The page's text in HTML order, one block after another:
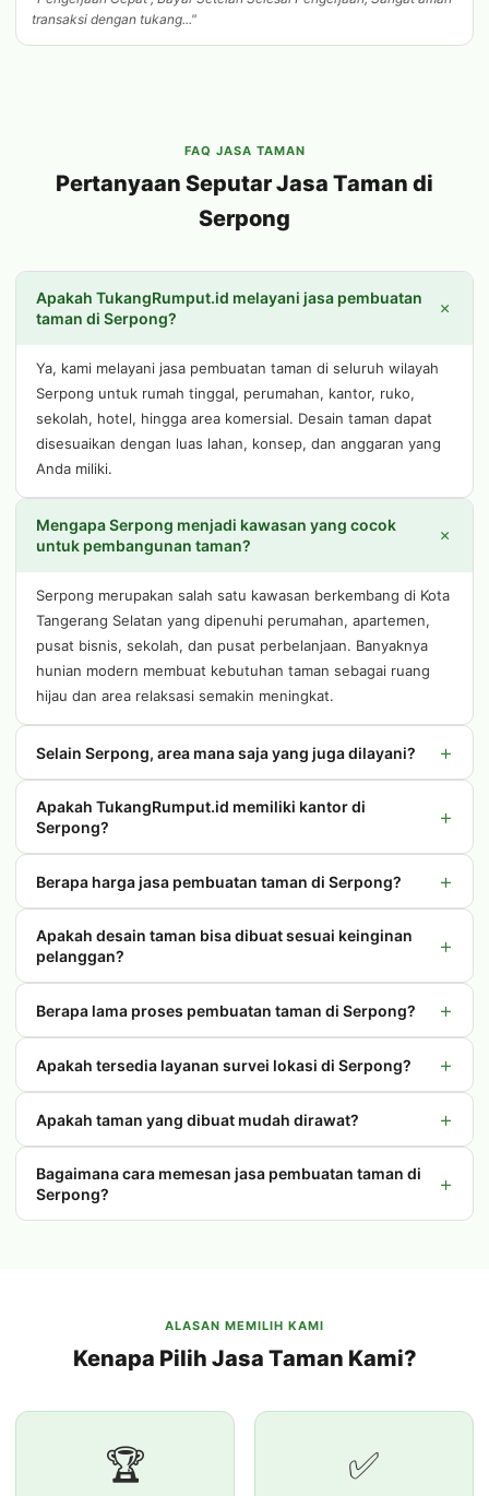
transaksi dengan tukang..."
FAQ JASA TAMAN
Pertanyaan Seputar Jasa Taman di
Serpong
Apakah TukangRumput.id melayani jasa pembuatan
taman di Serpong?
+
Ya, kami melayani jasa pembuatan taman di seluruh wilayah
Serpong untuk rumah tinggal, perumahan, kantor, ruko,
sekolah, hotel, hingga area komersial. Desain taman dapat
disesuaikan dengan luas lahan, konsep, dan anggaran yang
Anda miliki.
Mengapa Serpong menjadi kawasan yang cocok
untuk pembangunan taman?
+
Serpong merupakan salah satu kawasan berkembang di Kota
Tangerang Selatan yang dipenuhi perumahan, apartemen,
pusat bisnis, sekolah, dan pusat perbelanjaan. Banyaknya
hunian modern membuat kebutuhan taman sebagai ruang
hijau dan area relaksasi semakin meningkat.
Selain Serpong, area mana saja yang juga dilayani? +
Apakah TukangRumput.id memiliki kantor di
Serpong?
+
Berapa harga jasa pembuatan taman di Serpong? +
Apakah desain taman bisa dibuat sesuai keinginan
pelanggan?
+
Berapa lama proses pembuatan taman di Serpong? +
Apakah tersedia layanan survei lokasi di Serpong? +
Apakah taman yang dibuat mudah dirawat? +
Bagaimana cara memesan jasa pembuatan taman di
Serpong?
+
ALASAN MEMILIH KAMI
Kenapa Pilih Jasa Taman Kami?
🏆 ✅